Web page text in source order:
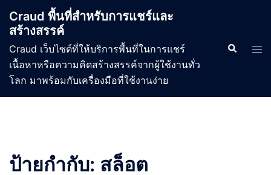
content
Craud พื้นที่สำหรับการแชร์และ
สร้างสรรค์
Craud เว็บไซต์ที่ให้บริการพื้นที่ในการแชร์
เนื้อหาหรือความคิดสร้างสรรค์จากผู้ใช้งานทั่ว
โลก มาพร้อมกับเครื่องมือที่ใช้งานง่าย
Search
ป้ายกำกับ: สล็อต